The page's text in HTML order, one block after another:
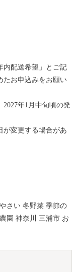
内配送希望」とご記
たお申込みをお願い
年1月中旬頃の発
変更する場合があ
さい 冬野菜 季節の
園 神奈川 三浦市 お